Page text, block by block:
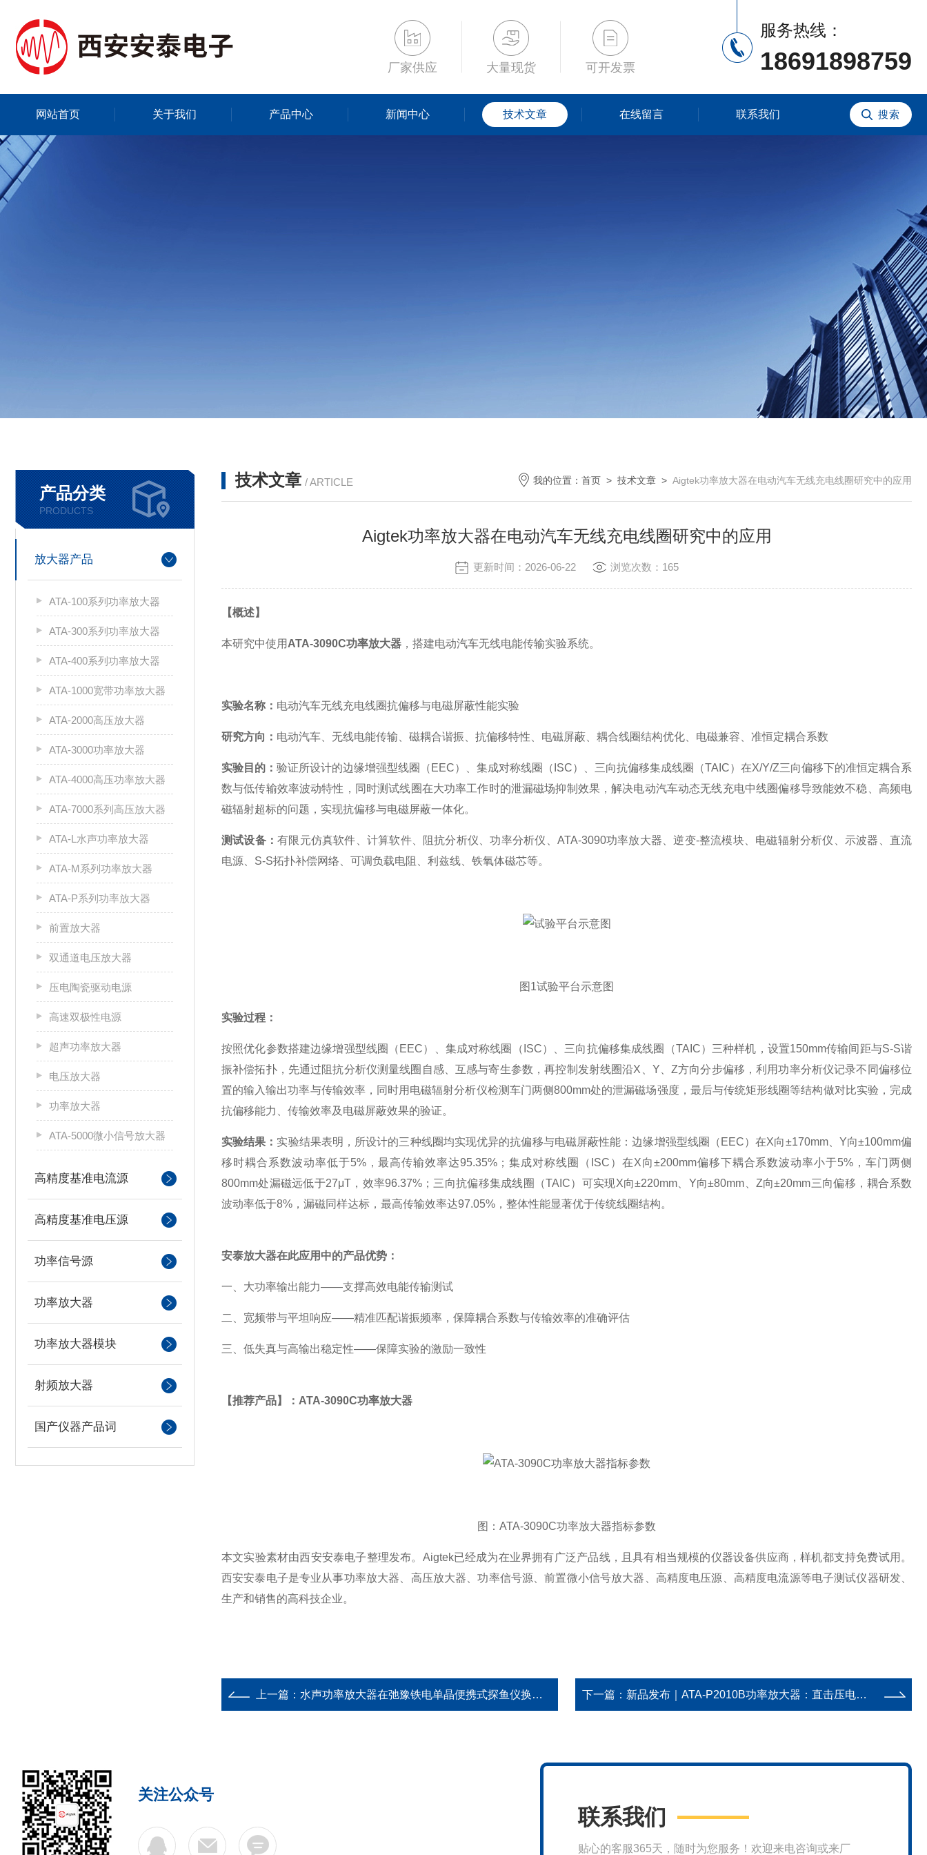
厂家供应 大量现货 可开发票
服务热线：
18691898759
网站首页 关于我们 产品中心 新闻中心 技术文章 在线留言 联系我们
产品分类
PRODUCTS
放大器产品
ATA-100系列功率放大器
ATA-300系列功率放大器
ATA-400系列功率放大器
ATA-1000宽带功率放大器
ATA-2000高压放大器
ATA-3000功率放大器
ATA-4000高压功率放大器
ATA-7000系列高压放大器
ATA-L水声功率放大器
ATA-M系列功率放大器
ATA-P系列功率放大器
前置放大器
双通道电压放大器
压电陶瓷驱动电源
高速双极性电源
超声功率放大器
电压放大器
功率放大器
ATA-5000微小信号放大器
高精度基准电流源
高精度基准电压源
功率信号源
功率放大器
功率放大器模块
射频放大器
国产仪器产品词
技术文章 / ARTICLE 我的位置： 首页 > 技术文章 > Aigtek功率放大器在电动汽车无线充电线圈研究中的应用
Aigtek功率放大器在电动汽车无线充电线圈研究中的应用
更新时间：2026-06-22 浏览次数：165
【概述】
本研究中使用 ATA-3090C功率放大器 ，搭建电动汽车无线电能传输实验系统。
实验名称： 电动汽车无线充电线圈抗偏移与电磁屏蔽性能实验
研究方向： 电动汽车、无线电能传输、磁耦合谐振、抗偏移特性、电磁屏蔽、耦合线圈结构优化、电磁兼容、准恒定耦合系数
实验目的： 验证所设计的边缘增强型线圈（EEC）、集成对称线圈（ISC）、三向抗偏移集成线圈（TAIC）在X/Y/Z三向偏移下的准恒定耦合系
数与低传输效率波动特性，同时测试线圈在大功率工作时的泄漏磁场抑制效果，解决电动汽车动态无线充电中线圈偏移导致能效不稳、高频电
磁辐射超标的问题，实现抗偏移与电磁屏蔽一体化。
测试设备：有限元仿真软件、计算软件、阻抗分析仪、功率分析仪、ATA-3090功率放大器、逆变-整流模块、电磁辐射分析仪、示波器、直流
电源、S-S拓扑补偿网络、可调负载电阻、利兹线、铁氧体磁芯等。
图1试验平台示意图
实验过程：
按照优化参数搭建边缘增强型线圈（EEC）、集成对称线圈（ISC）、三向抗偏移集成线圈（TAIC）三种样机，设置150mm传输间距与S-S谐
振补偿拓扑，先通过阻抗分析仪测量线圈自感、互感与寄生参数，再控制发射线圈沿X、Y、Z方向分步偏移，利用功率分析仪记录不同偏移位
置的输入输出功率与传输效率，同时用电磁辐射分析仪检测车门两侧800mm处的泄漏磁场强度，最后与传统矩形线圈等结构做对比实验，完成
抗偏移能力、传输效率及电磁屏蔽效果的验证。
实验结果： 实验结果表明，所设计的三种线圈均实现优异的抗偏移与电磁屏蔽性能：边缘增强型线圈（EEC）在X向±170mm、Y向±100mm偏
移时耦合系数波动率低于5%，最高传输效率达95.35%；集成对称线圈（ISC）在X向±200mm偏移下耦合系数波动率小于5%，车门两侧
800mm处漏磁远低于27μT，效率96.37%；三向抗偏移集成线圈（TAIC）可实现X向±220mm、Y向±80mm、Z向±20mm三向偏移，耦合系数
波动率低于8%，漏磁同样达标，最高传输效率达97.05%，整体性能显著优于传统线圈结构。
安泰放大器在此应用中的产品优势：
一、大功率输出能力——支撑高效电能传输测试
二、宽频带与平坦响应——精准匹配谐振频率，保障耦合系数与传输效率的准确评估
三、低失真与高输出稳定性——保障实验的激励一致性
【推荐产品】：ATA-3090C功率放大器
图：ATA-3090C功率放大器指标参数
本文实验素材由西安安泰电子整理发布。Aigtek已经成为在业界拥有广泛产品线，且具有相当规模的仪器设备供应商，样机都支持免费试用。
西安安泰电子是专业从事功率放大器、高压放大器、功率信号源、前置微小信号放大器、高精度电压源、高精度电流源等电子测试仪器研发、
生产和销售的高科技企业。
上一篇： 水声功率放大器在弛豫铁电单晶便携式探鱼仪换能器中的应用 下一篇： 新品发布｜ATA-P2010B功率放大器：直击压电叠堆大功率测试难题！
关注公众号
联系我们
贴心的客服365天，随时为您服务！欢迎来电咨询或来厂